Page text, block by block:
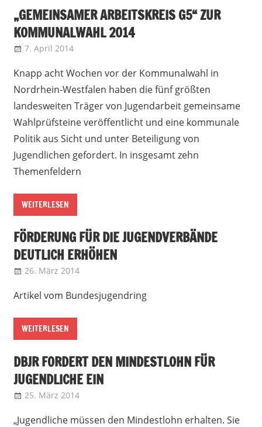
„GEMEINSAMER ARBEITSKREIS G5“ ZUR
KOMMUNALWAHL 2014
7. April 2014
Knapp acht Wochen vor der Kommunalwahl in
Nordrhein-Westfalen haben die fünf größten
landesweiten Träger von Jugendarbeit gemeinsame
Wahlprüfsteine veröffentlicht und eine kommunale
Politik aus Sicht und unter Beteiligung von
Jugendlichen gefordert. In insgesamt zehn
Themenfeldern
WEITERLESEN
FÖRDERUNG FÜR DIE JUGENDVERBÄNDE
DEUTLICH ERHÖHEN
26. März 2014
Artikel vom Bundesjugendring
WEITERLESEN
DBJR FORDERT DEN MINDESTLOHN FÜR
JUGENDLICHE EIN
25. März 2014
„Jugendliche müssen den Mindestlohn erhalten. Sie